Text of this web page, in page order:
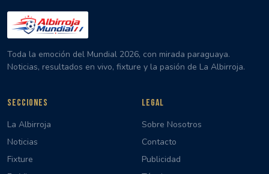
Toda la emoción del Mundial 2026, con mirada paraguaya.
Noticias, resultados en vivo, fixture y la pasión de La Albirroja.
SECCIONES
La Albirroja
Noticias
Fixture
LEGAL
Sobre Nosotros
Contacto
Publicidad